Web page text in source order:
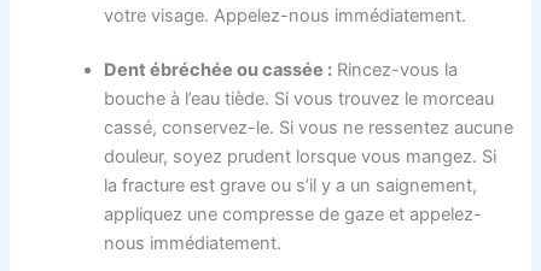
votre visage. Appelez-nous immédiatement.
Dent ébréchée ou cassée : Rincez-vous la
bouche à l’eau tiède. Si vous trouvez le morceau
cassé, conservez-le. Si vous ne ressentez aucune
douleur, soyez prudent lorsque vous mangez. Si
la fracture est grave ou s’il y a un saignement,
appliquez une compresse de gaze et appelez-
nous immédiatement.